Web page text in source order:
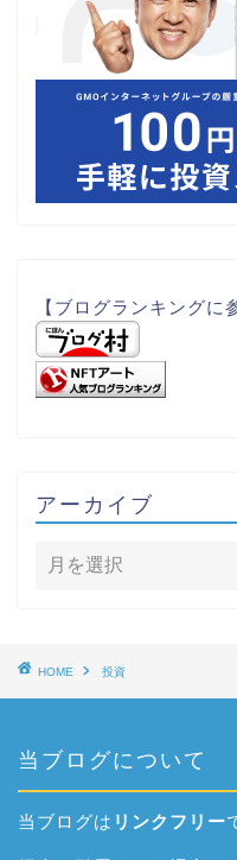
【ブログランキングに
アーカイブ
HOME 投資
当ブログについて
当ブログは リンクフリー